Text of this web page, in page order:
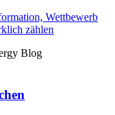
Wettbewerb
zählen
Blog